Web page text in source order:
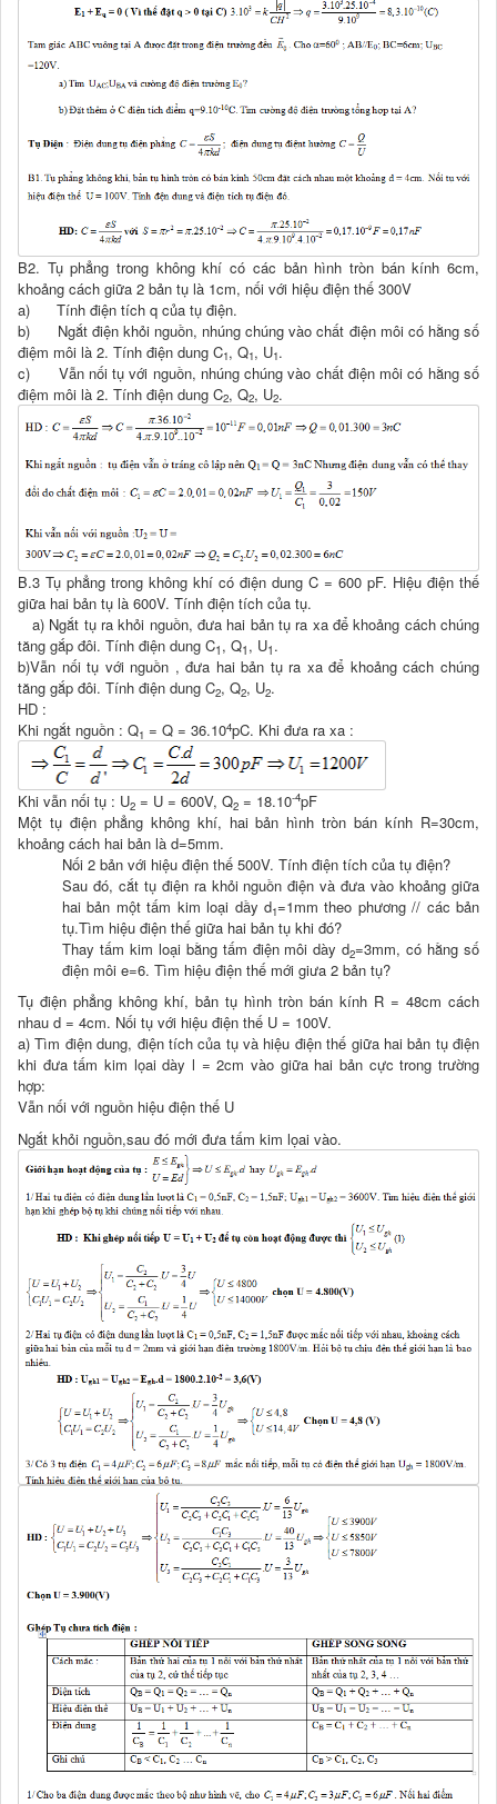
B2. Tụ phẳng trong không khí có các bản hình tròn bán kính 6cm,
khoảng cách giữa 2 bản tụ là 1cm, nối với hiệu điện thế 300V
a) Tính điện tích q của tụ điện.
b) Ngắt điện khỏi nguồn, nhúng chúng vào chất điện môi có hằng số
điệm môi là 2. Tính điện dung C1, Q1, U1.
c) Vẫn nối tụ với nguồn, nhúng chúng vào chất điện môi có hằng số
điệm môi là 2. Tính điện dung C2, Q2, U2.
B.3 Tụ phẳng trong không khí có điện dung C = 600 pF. Hiệu điện thế
giữa hai bản tụ là 600V. Tính điện tích của tụ.
a) Ngắt tụ ra khỏi nguồn, đưa hai bản tụ ra xa để khoảng cách chúng
tăng gắp đôi. Tính điện dung C1 , Q1 , U1 .
b)Vẫn nối tụ với nguồn , đưa hai bản tụ ra xa để khoảng cách chúng
tăng gắp đôi. Tính điện dung C2, Q2, U2.
HD :
Khi ngắt nguồn : Q1 = Q = 36.104pC. Khi đưa ra xa :
Khi vẫn nối tụ : U2 = U = 600V, Q2 = 18.10-4pF
Một tụ điện phẳng không khí, hai bản hình tròn bán kính R=30cm,
khoảng cách hai bản là d=5mm.
Nối 2 bản với hiệu điện thế 500V. Tính điện tích của tụ điện?
Sau đó, cắt tụ điện ra khỏi nguồn điện và đưa vào khoảng giữa
hai bản một tấm kim loại dầy d1=1mm theo phương // các bản
tụ.Tìm hiệu điện thế giữa hai bản tụ khi đó?
Thay tấm kim loại bằng tấm điện môi dày d2=3mm, có hằng số
điện môi e=6. Tìm hiệu điện thế mới giưa 2 bản tụ?
Tụ điện phẳng không khí, bản tụ hình tròn bán kính R = 48cm cách
nhau d = 4cm. Nối tụ với hiệu điện thế U = 100V.
a) Tìm điện dung, điện tích của tụ và hiệu điện thế giữa hai bản tụ điện
khi đưa tấm kim lọai dày l = 2cm vào giữa hai bản cực trong trường
hợp:
Vẫn nối với nguồn hiệu điện thế U
Ngắt khỏi nguồn,sau đó mới đưa tấm kim lọai vào.